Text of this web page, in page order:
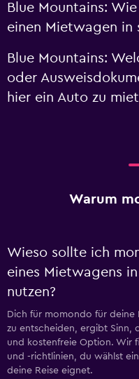
Blue Mountains:
einen Mietwagen in
Blue Mountains:
oder
hier ein Auto zu
Warum
Wieso sollte ich
eines Mietwagens
nutzen?
Dich für momondo für deine
zu entscheiden, ergibt Sinn,
und kostenfreie Option. Wir
und -richtlinien, du wählst
deine Reise eignet.